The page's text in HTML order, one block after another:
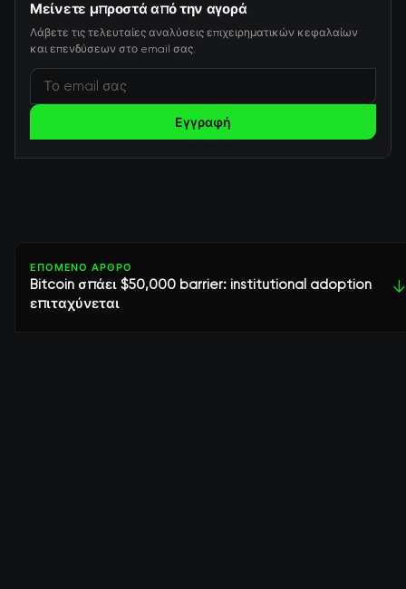
Μείνετε μπροστά από την αγορά
Λάβετε τις τελευταίες αναλύσεις επιχειρηματικών κεφαλαίων
και επενδύσεων στο email σας.
Εγγραφή
ΕΠΌΜΕΝΟ ΆΡΘΡΟ
Bitcoin σπάει $50,000 barrier: institutional adoption
επιταχύνεται
↓